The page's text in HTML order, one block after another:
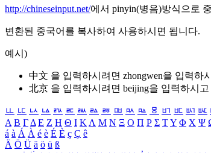
http://chineseinput.net/에서 pinyin(병음)방식으로
변환된 중국어를 복사하여 사용하시면 됩니다.
예시)
中文 을 입력하시려면 zhongwen을 입력하
北京 을 입력하시려면 beijing을 입력하시고
ㅥ ㅦ ㅧ ㅨ ㅩ ㅪ ㅫ ㅬ ㅭ ㅮ ㅯ ㅰ ㅱ ㅲ ㅳ ㅴ ㅵ
Α Β ΓΔ Ε Ζ Η Θ Ι ΚΛ Μ Ν Ξ Ο Π Ρ Σ ΤΥ Φ Χ Ψ
á à Á À é è É È ç Ç ê
Ä Ö Ü ä ö ü ß